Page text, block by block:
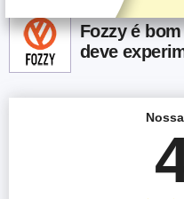
Fozzy é
deve